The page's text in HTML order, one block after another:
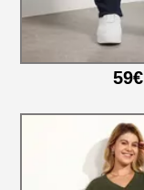
59€